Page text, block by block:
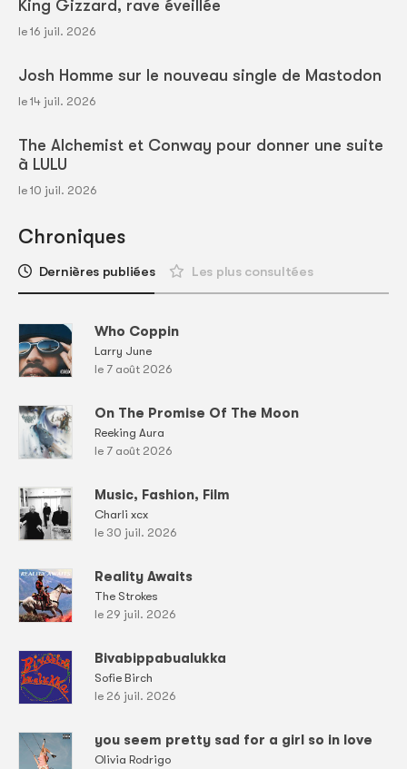
King Gizzard, rave éveillée
le 16 juil. 2026
Josh Homme sur le nouveau single de Mastodon
le 14 juil. 2026
The Alchemist et Conway pour donner une suite
à LULU
le 10 juil. 2026
Chroniques
Dernières publiées Les plus consultées
Who Coppin
Larry June
le 7 août 2026
On The Promise Of The Moon
Reeking Aura
le 7 août 2026
Music, Fashion, Film
Charli xcx
le 30 juil. 2026
Reality Awaits
The Strokes
le 29 juil. 2026
Bivabippabualukka
Sofie Birch
le 26 juil. 2026
you seem pretty sad for a girl so in love
Olivia Rodrigo